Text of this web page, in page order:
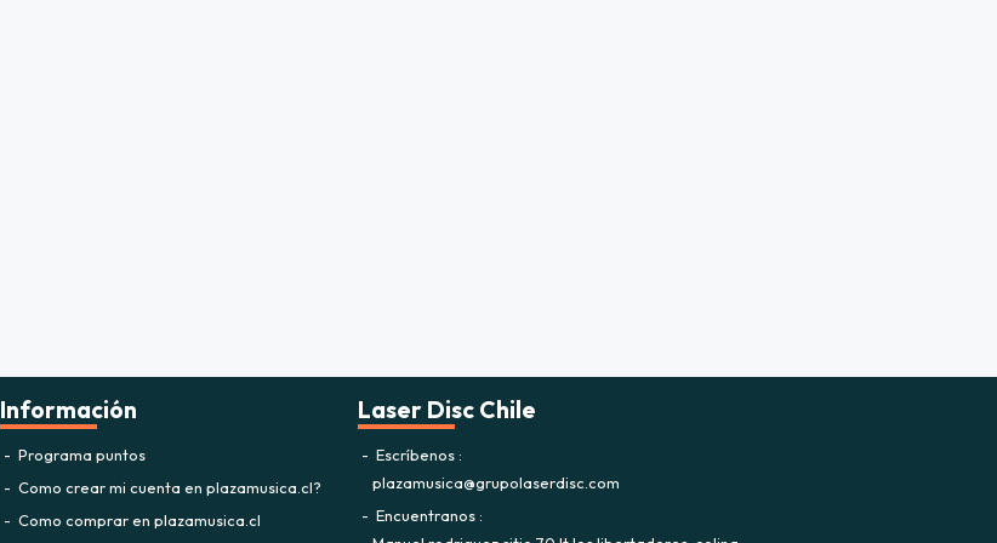
Información
Programa puntos
Como crear mi cuenta en plazamusica.cl?
Como comprar en plazamusica.cl
Laser Disc Chile
Escríbenos
plazamusica@grupolaserdisc.com
Encuentranos